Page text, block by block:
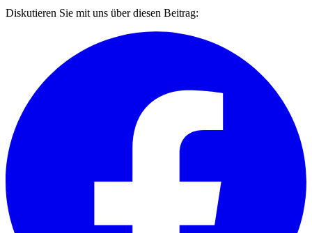
Diskutieren Sie mit uns über diesen Beitrag: